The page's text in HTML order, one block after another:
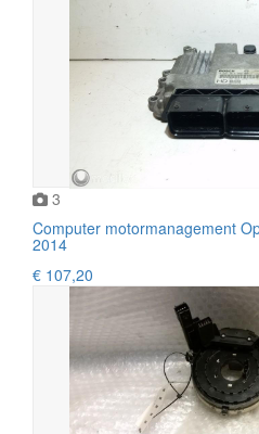
3
Computer motormanagement
2014
€ 107,20